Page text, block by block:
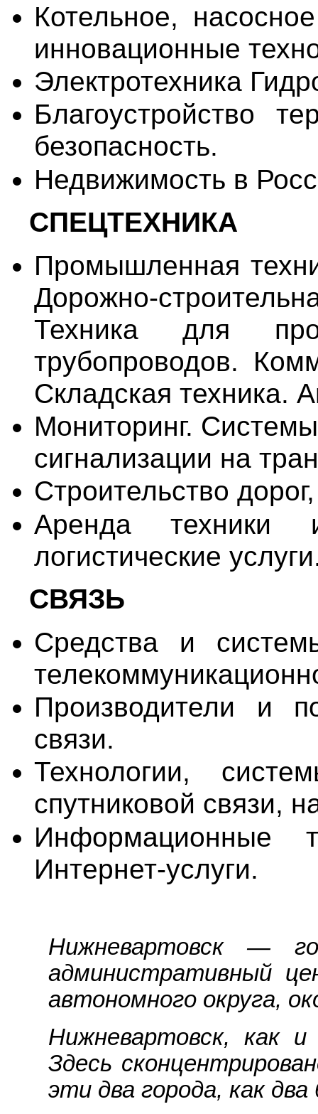
Котельное,
инновационные
Электротехника
Благоустройство
безопасность.
Недвижимость в
СПЕЦТЕХНИКА
Промышленная
Дорожно-
Техника для
трубопроводов.
Складская техника.
Мониторинг.
сигнализации на
Строительство
Аренда техники
логистические
СВЯЗЬ
Средства и
Производители и
связи.
Технологии,
спутниковой связи,
Информационные
Интернет-услуги.
Нижневартовск —
административный
автономного округа,
Нижневартовск, как
Здесь
эти два города, как